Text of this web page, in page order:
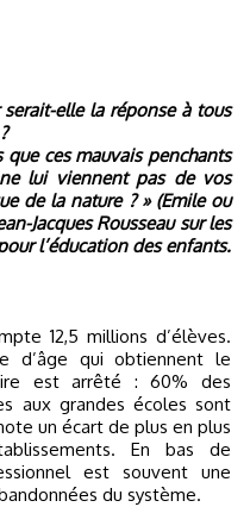
ces mauvais penchants
lui viennent pas de vos
de la nature ? » (Emile ou
Jacques Rousseau sur les
l’éducation des enfants.
12,5 millions d’élèves.
d’âge qui obtiennent le
est arrêté : 60% des
aux grandes écoles sont
un écart de plus en plus
En bas de
est souvent une
du système.